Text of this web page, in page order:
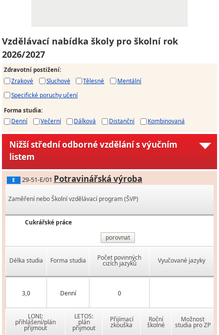
Vzdělávací nabídka školy pro školní rok
2026/2027
Zdravotní postižení:
Zrakové
Sluchové Tělesné
Mentální
Specifické poruchy učení
Forma studia:
Denní
Večerní Dálková Distanční Kombinovaná
Nižší střední odborné vzdělání s výučním
listem
E 29-51-E/01 Potravinářská výroba
Zaměření nebo Školní vzdělávací program (ŠVP)
Cukrářské práce
porovnat
Délka studia Forma studia Počet povinných
cizích jazyků Vyučované jazyky
3,0 Denní 0
LONI:
přihlášení/plán
přijmout
LETOS:
plán
přijmout
Přijímací
zkouška
Roční
školné
Možnost
studia pro ZP